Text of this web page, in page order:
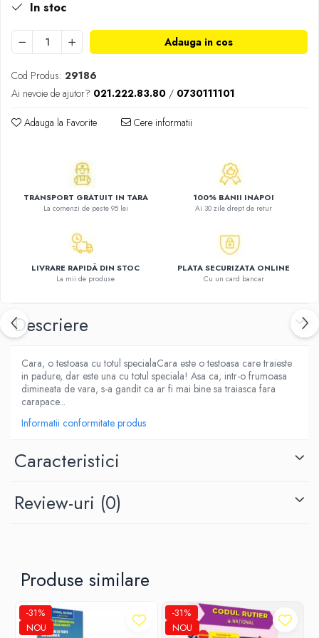
Atlase, dictionare si enciclopedii
Benzi desenate
Carte prescolara
Carti pentru copii
Grafice
Literatura si fictiune
Dictionare si enciclopedii
Atlase
Atlase, dictionare si enciclopedii
Dictionare de limba romana
Dictionare tematice
Enciclopedii
Fitness si frumusete
Diverse
Feng Shui
Medicina alternativa
Sa nu razi :((
Legislatie
Actiune si Aventura
Fantasy
Literatura de divertisment
In stoc
Adauga in cos
Cod Produs: 29186
Ai nevoie de ajutor? 021.222.83.80 / 0730111101
Adauga la Favorite Cere informatii
TRANSPORT GRATUIT IN TARA
La comenzi de peste 95 lei
100% BANII INAPOI
Ai 30 zile drept de retur
LIVRARE RAPIDĂ DIN STOC
La mii de produse
PLATA SECURIZATA ONLINE
Cu un card bancar
Descriere
Cara, o testoasa cu totul specialaCara este o testoasa care traieste
in padure, dar este una cu totul speciala! Asa ca, intr-o frumoasa
dimineata de vara, s-a gandit ca ar fi mai bine sa traiasca fara
carapace...
Informatii conformitate produs
Caracteristici
Review-uri (0)
Produse similare
-31%
NOU
-31%
NOU